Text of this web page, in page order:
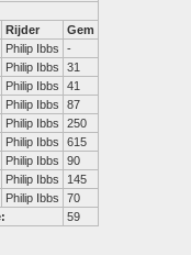
Rijder
Gem
Philip Ibbs
-
Philip Ibbs
31
Philip Ibbs
41
Philip Ibbs
87
Philip Ibbs
250
Philip Ibbs
615
Philip Ibbs
90
Philip Ibbs
145
Philip Ibbs
70
59